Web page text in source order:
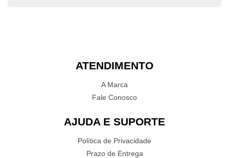
ATENDIMENTO
A Marca
Fale Conosco
AJUDA E SUPORTE
Política de Privacidade
Prazo de Entrega